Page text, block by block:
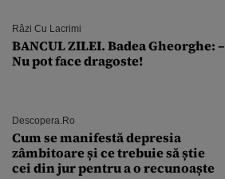
Râzi Cu Lacrimi
BANCUL ZILEI. Badea Gheorghe: –
Nu pot face dragoste!
Descopera.ro
Cum se manifestă depresia
zâmbitoare și ce trebuie să știe
cei din jur pentru a o recunoaște